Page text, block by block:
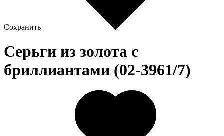
Сохранить
Серьги из золота c
бриллиантами (02-3961/7)